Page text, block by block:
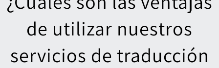
de utilizar nuestros
servicios de traducción